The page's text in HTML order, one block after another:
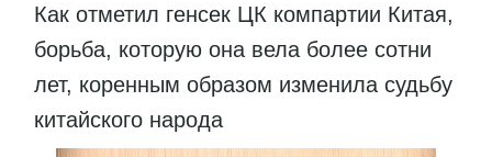
Как отметил генсек ЦК компартии Китая,
борьба, которую она вела более сотни
лет, коренным образом изменила судьбу
китайского народа